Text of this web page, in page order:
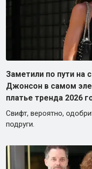
Заметили по пути на
Джонсон в самом
платье тренда 2026
Свифт, вероятно,
подруги.